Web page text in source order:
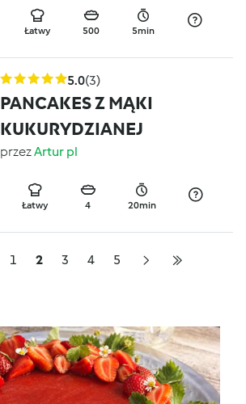
Łatwy 500 5min
5.0(3)
PANCAKES Z MĄKI
KUKURYDZIANEJ
przezArtur pl
Łatwy 4 20min
1 2 3 4 5